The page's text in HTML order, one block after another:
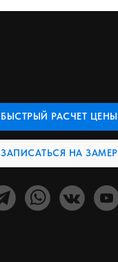
БЫСТРЫЙ РАСЧЕТ ЦЕНЫ
ЗАПИСАТЬСЯ НА ЗАМЕР